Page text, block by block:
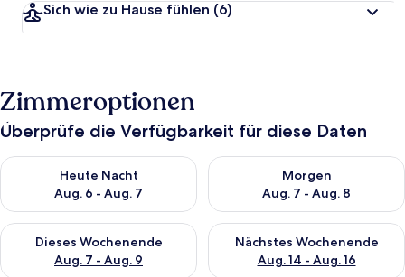
Sich wie zu Hause fühlen (6)
Zimmeroptionen
Überprüfe die Verfügbarkeit für diese Daten
Heute Nacht
Aug. 6 - Aug. 7
Überprüfe die Verfügbarkeit für heute Nacht, Aug. 6 - Aug. 7.
Morgen
Aug. 7 - Aug. 8
Überprüfe die Verfügbarkeit
Dieses Wochenende
Aug. 7 - Aug. 9
Überprüfe die Verfügbarkeit für dieses Wochenende, Aug. 7
Nächstes Wochenende
Aug. 14 - Aug. 16
Überprüfe die Verfügbarkeit